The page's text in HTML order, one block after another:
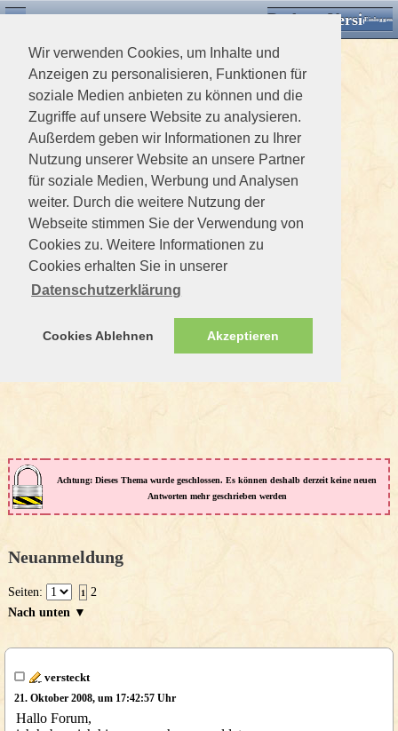
Wir verwenden Cookies, um Inhalte und
Anzeigen zu personalisieren, Funktionen für
soziale Medien anbieten zu können und die
Zugriffe auf unsere Website zu analysieren.
Außerdem geben wir Informationen zu Ihrer
Nutzung unserer Website an unsere Partner
für soziale Medien, Werbung und Analysen
weiter. Durch die weitere Nutzung der
Webseite stimmen Sie der Verwendung von
Cookies zu. Weitere Informationen zu
Cookies erhalten Sie in unserer
Datenschutzerklärung
Cookies Ablehnen Akzeptieren
Desktop VersionEinloggen
Achtung: Dieses Thema wurde geschlossen. Es können deshalb derzeit keine neuen
Antworten mehr geschrieben werden
Neuanmeldung
Seiten: 1
2
Nach unten ▼
versteckt
21. Oktober 2008, um 17:42:57 Uhr
Hallo Forum,